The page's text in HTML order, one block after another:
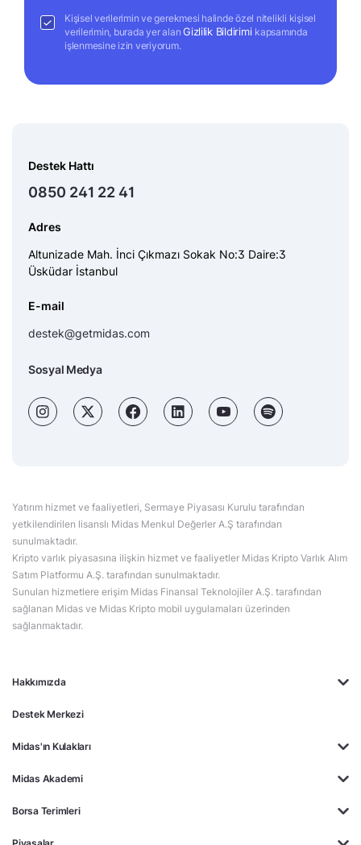
Kişisel verilerimin ve gerekmesi halinde özel nitelikli kişisel
verilerimin, burada yer alanGizlilik Bildirimi kapsamında
işlenmesine izin veriyorum.
Hakkımızda
Destek Merkezi
Midas'ın Kulakları
Midas Akademi
Borsa Terimleri
Destek Hattı
0850 241 22 41
Adres
Altunizade Mah. İnci Çıkmazı Sokak No:3 Daire:3
Üsküdar İstanbul
E-mail
destek@getmidas.com
Sosyal Medya
Yatırım hizmet ve faaliyetleri, Sermaye Piyasası Kurulu tarafından
yetkilendirilen lisanslı Midas Menkul Değerler A.Ş tarafından
sunulmaktadır.
Kripto varlık piyasasına ilişkin hizmet ve faaliyetler Midas Kripto Varlık Alım
Satım Platformu A.Ş. tarafından sunulmaktadır.
Sunulan hizmetlere erişim Midas Finansal Teknolojiler A.Ş. tarafından
sağlanan Midas ve Midas Kripto mobil uygulamaları üzerinden
sağlanmaktadır.